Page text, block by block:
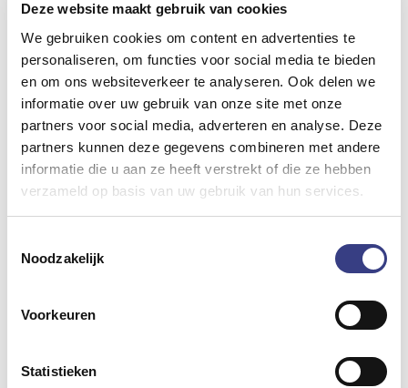
Deze website maakt gebruik van cookies
We gebruiken cookies om content en advertenties te
personaliseren, om functies voor social media te bieden
en om ons websiteverkeer te analyseren. Ook delen we
informatie over uw gebruik van onze site met onze
partners voor social media, adverteren en analyse. Deze
partners kunnen deze gegevens combineren met andere
informatie die u aan ze heeft verstrekt of die ze hebben
verzameld op basis van uw gebruik van hun services.
Noodzakelijk
Voorkeuren
Statistieken
De integratie van Cloudflare Enterprise in
Cloudways is een game-changer voor onze
WordPress-sites:
Verbeterde laadtijden
Verhoogde beveiliging extra bescherming
tegen online dreigingen.
Stabiele prestaties
Cloudways biedt een combinatie van functionaliteit
behoeften als WordPress-ontwikkelaar. Met tools
setup, geautomatiseerde backups en